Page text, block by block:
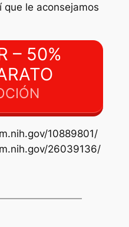
le aconsejamos
– 50%
10889801/
26039136/